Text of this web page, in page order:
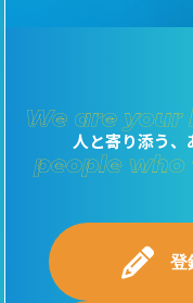
人と寄り添う
登